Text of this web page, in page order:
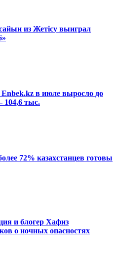
из Жетісу выиграл
в июле выросло до
104,6 тыс.
72% казахстанцев готовы
и блогер Хафиз
о ночных опасностях